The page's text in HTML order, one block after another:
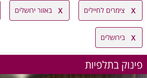
צימרים לחיילים באזור ירושלים
בירושלים
פינוק בתלפיות